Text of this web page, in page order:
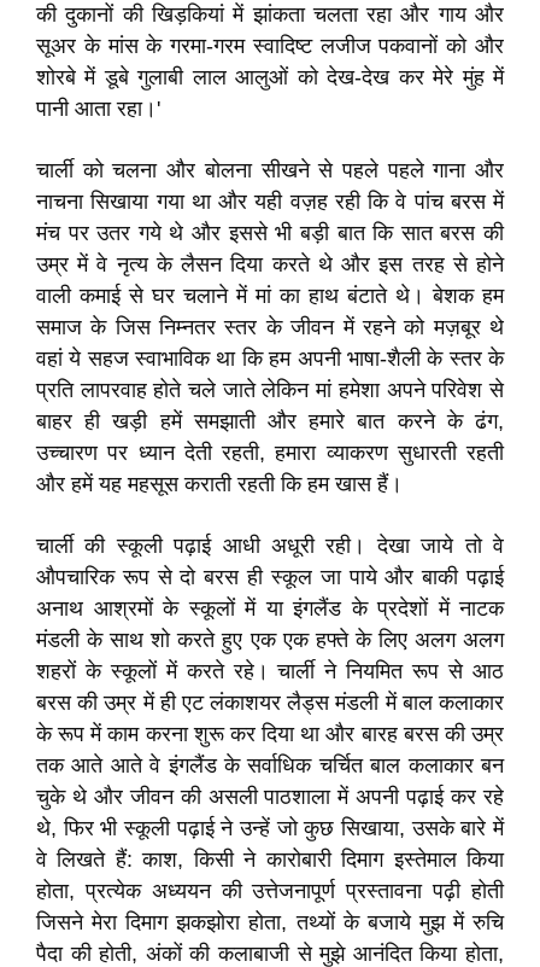
की दुकानों की खिड़कियां में झांकता चलता रहा और गाय और
सूअर के मांस के गरमा-गरम स्वादिष्ट लजीज पकवानों को और
शोरबे में डूबे गुलाबी लाल आलुओं को देख-देख कर मेरे मुंह में
पानी आता रहा।'
चार्ली को चलना और बोलना सीखने से पहले पहले गाना और
नाचना सिखाया गया था और यही वज़ह रही कि वे पांच बरस में
मंच पर उतर गये थे और इससे भी बड़ी बात कि सात बरस की
उम्र में वे नृत्य के लैसन दिया करते थे और इस तरह से होने
वाली कमाई से घर चलाने में मां का हाथ बंटाते थे। बेशक हम
समाज के जिस निम्नतर स्तर के जीवन में रहने को मज़बूर थे
वहां ये सहज स्वाभाविक था कि हम अपनी भाषा-शैली के स्तर के
प्रति लापरवाह होते चले जाते लेकिन मां हमेशा अपने परिवेश से
बाहर ही खड़ी हमें समझाती और हमारे बात करने के ढंग,
उच्चारण पर ध्यान देती रहती, हमारा व्याकरण सुधारती रहती
और हमें यह महसूस कराती रहती कि हम खास हैं।
चार्ली की स्कूली पढ़ाई आधी अधूरी रही। देखा जाये तो वे
औपचारिक रूप से दो बरस ही स्कूल जा पाये और बाकी पढ़ाई
अनाथ आश्रमों के स्कूलों में या इंगलैंड के प्रदेशों में नाटक
मंडली के साथ शो करते हुए एक एक हफ्ते के लिए अलग अलग
शहरों के स्कूलों में करते रहे। चार्ली ने नियमित रूप से आठ
बरस की उम्र में ही एट लंकाशयर लैड्स मंडली में बाल कलाकार
के रूप में काम करना शुरू कर दिया था और बारह बरस की उम्र
तक आते आते वे इंगलैंड के सर्वाधिक चर्चित बाल कलाकार बन
चुके थे और जीवन की असली पाठशाला में अपनी पढ़ाई कर रहे
थे, फिर भी स्कूली पढ़ाई ने उन्हें जो कुछ सिखाया, उसके बारे में
वे लिखते हैं: काश, किसी ने कारोबारी दिमाग इस्तेमाल किया
होता, प्रत्येक अध्ययन की उत्तेजनापूर्ण प्रस्तावना पढ़ी होती
जिसने मेरा दिमाग झकझोरा होता, तथ्यों के बजाये मुझ में रुचि
पैदा की होती, अंकों की कलाबाजी से मुझे आनंदित किया होता,